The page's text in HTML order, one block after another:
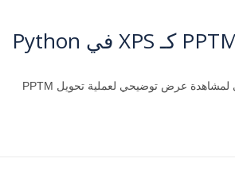
استخدم التطبيق المجاني لمشاهدة عرض توضيحي لعملية تحويل PPTM